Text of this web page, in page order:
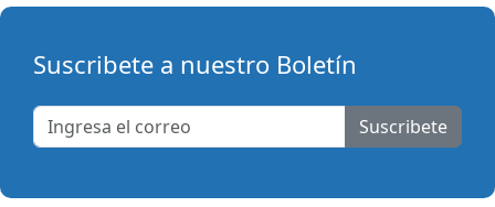
Suscribete a nuestro Boletín
Suscribete